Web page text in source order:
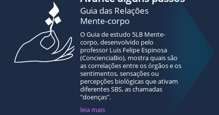
Guia das Relações
Mente-corpo
O Guia de estudo 5LB Mente-
corpo, desenvolvido pelo
professor Luis Felipe Espinosa
(ConcienciaBio), mostra quais são
as correlações entre os órgãos e os
sentimentos, sensações ou
percepções biológicas que ativam
diferentes SBS, as chamadas
"doenças".
leia mais